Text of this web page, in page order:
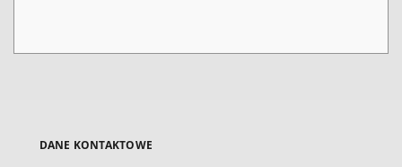
DANE KONTAKTOWE